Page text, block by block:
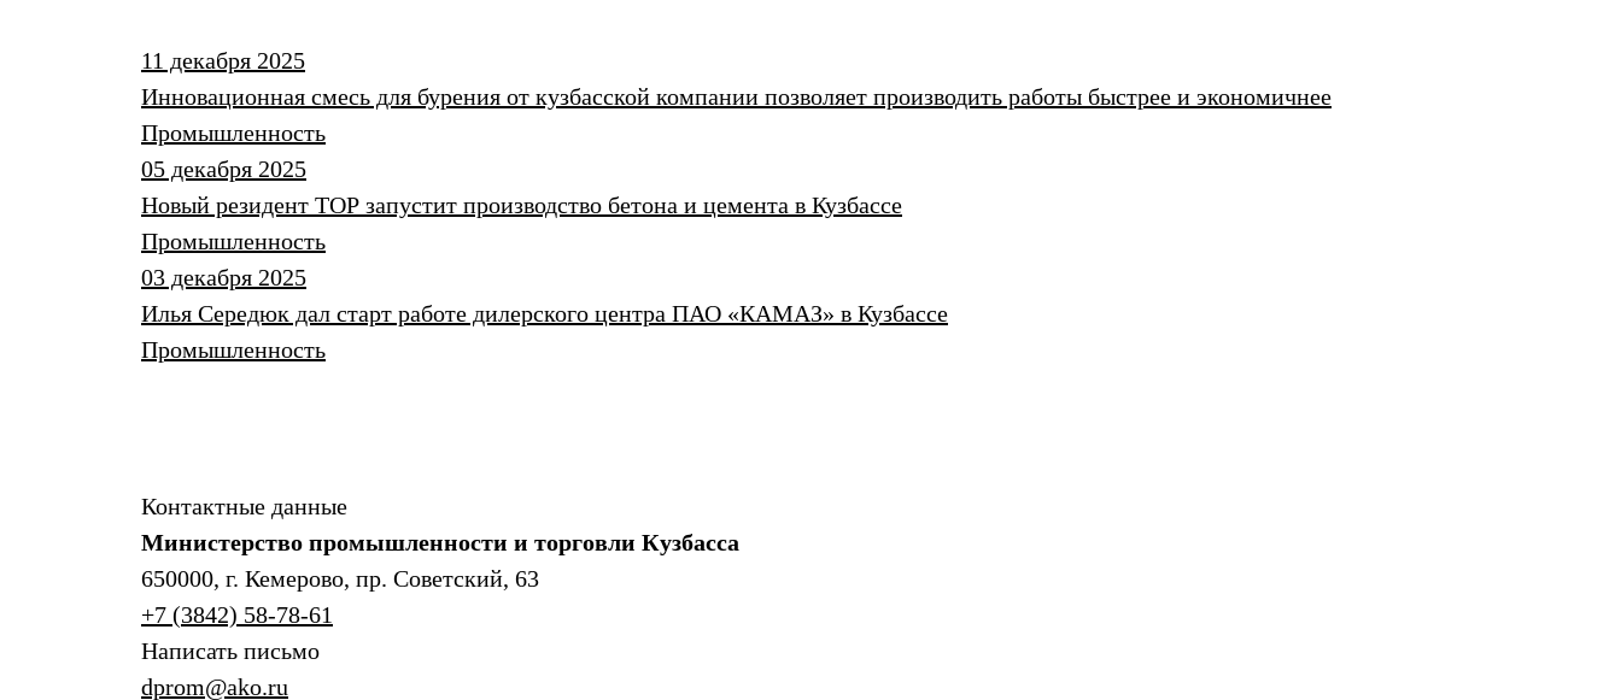
11 декабря 2025
Инновационная смесь для бурения от кузбасской компании позволяет производить работы быстрее и экономичнее
Промышленность
05 декабря 2025
Новый резидент ТОР запустит производство бетона и цемента в Кузбассе
Промышленность
03 декабря 2025
Илья Середюк дал старт работе дилерского центра ПАО «КАМАЗ» в Кузбассе
Промышленность
Контактные данные
Министерство промышленности и торговли Кузбасса
650000, г. Кемерово, пр. Советский, 63
+7 (3842) 58-78-61
Написать письмо
dprom@ako.ru